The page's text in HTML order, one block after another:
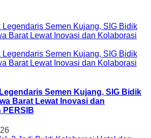
Semen Kujang, SIG Bidik
Barat Lewat Inovasi dan
PERSIB